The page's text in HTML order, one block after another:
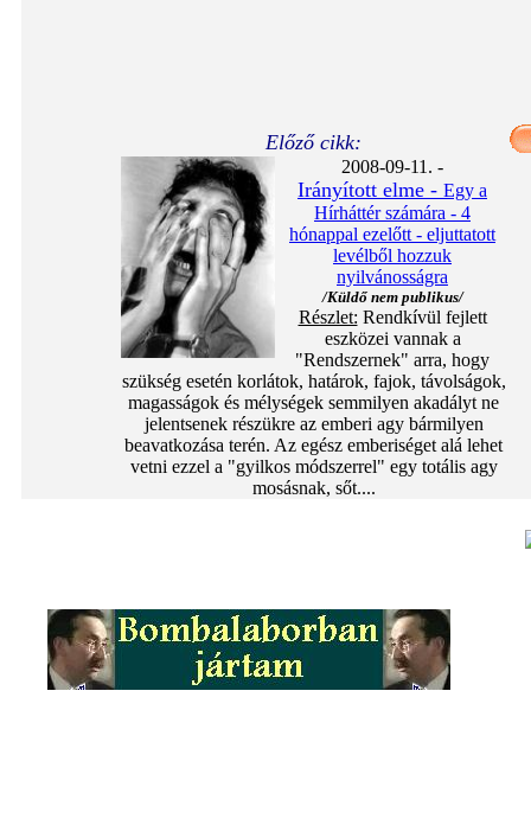
Előző cikk:
2008-09-11. -
Irányított elme - Egy a
Hírháttér számára - 4
hónappal ezelőtt - eljuttatott
levélből hozzuk
nyilvánosságra
/Küldő nem publikus/
Részlet: Rendkívül fejlett
eszközei vannak a
"Rendszernek" arra, hogy
szükség esetén korlátok, határok, fajok, távolságok,
magasságok és mélységek semmilyen akadályt ne
jelentsenek részükre az emberi agy bármilyen
beavatkozása terén. Az egész emberiséget alá lehet
vetni ezzel a "gyilkos módszerrel" egy totális agy
mosásnak, sőt....